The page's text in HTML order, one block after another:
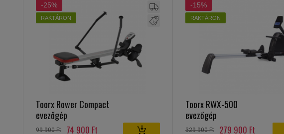
-25%
RAKTÁRON
Toorx Rower Compact
evezőgép
99 900 Ft 74 900 Ft
-15%
RAKTÁRON
Toorx RWX-500
evezőgép
329 900 Ft 279 900 Ft